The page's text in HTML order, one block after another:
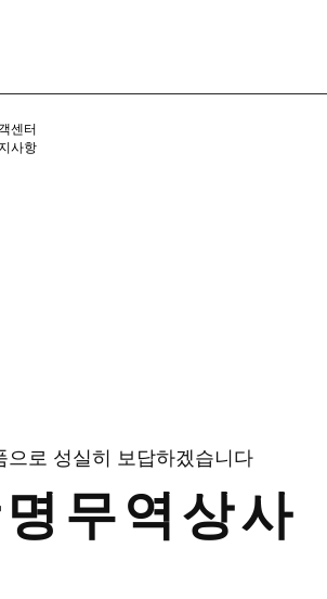
센터
사항
으로 성실히 보답하겠습니다
무역상사